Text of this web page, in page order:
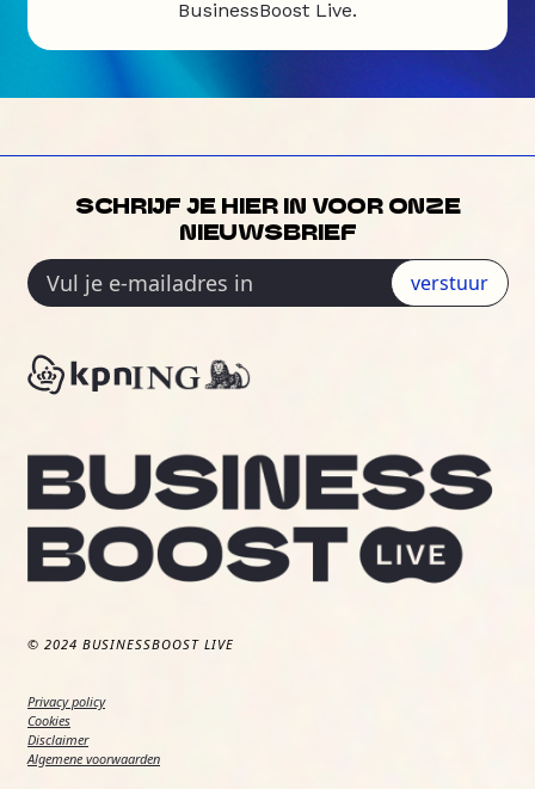
BusinessBoost Live.
© 2024 BUSINESSBOOST LIVE
Privacy policy
Cookies
Disclaimer
Algemene voorwaarden
SCHRIJF JE HIER IN VOOR ONZE
NIEUWSBRIEF
verstuur